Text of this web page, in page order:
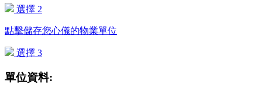
選擇 2
點擊儲存您心儀的物業單位
選擇 3
單位資料: